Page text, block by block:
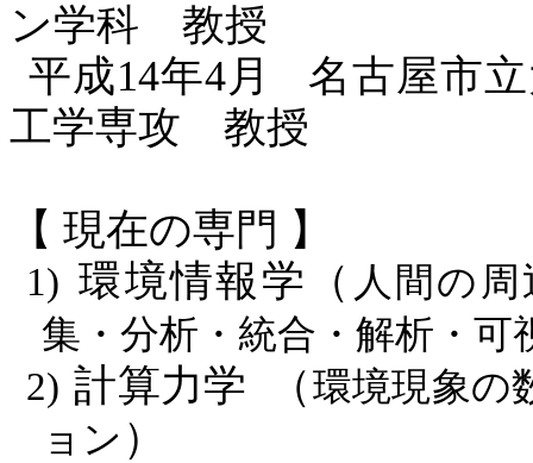
ン学科 教授
平成14年4月
名古屋市
工学専攻 教授
【 現在の専門 】
1) 環境情報学（ 人間の
集・分析・統合・解析・可
2) 計算力学 （環境現象の
ョン ）